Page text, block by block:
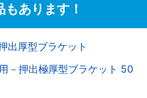
あります！
出厚型ブラケット
－押出極厚型ブラケット 50